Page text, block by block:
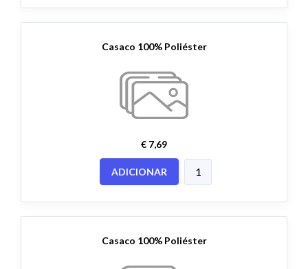
Casaco 100% Poliéster
€ 7,69
ADICIONAR
Casaco 100% Poliéster